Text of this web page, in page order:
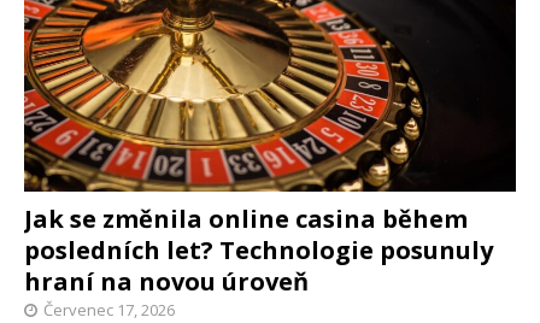
Jak se změnila online casina během
posledních let? Technologie posunuly
hraní na novou úroveň
Červenec 17, 2026